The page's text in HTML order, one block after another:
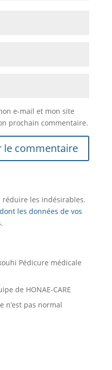
e-mail et mon site
prochain commentaire.
réduire les indésirables.
les données de vos
.
Pédicure médicale
de HONAE-CARE
n’est pas normal